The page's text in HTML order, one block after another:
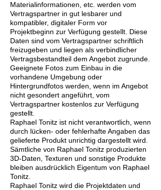
Materialinformationen, etc. werden vom
Vertragspartner in gut lesbarer und
kompatibler, digitaler Form vor
Projektbeginn zur Verfügung gestellt. Diese
Daten sind vom Vertragspartner schriftlich
freizugeben und liegen als verbindlicher
Vertragsbestandteil dem Angebot zugrunde.
Geeignete Fotos zum Einbau in die
vorhandene Umgebung oder
Hintergrundfotos werden, wenn im Angebot
nicht gesondert angeführt, vom
Vertragspartner kostenlos zur Verfügung
gestellt.
Raphael Tonitz ist nicht verantwortlich, wenn
durch lücken- oder fehlerhafte Angaben das
gelieferte Produkt unrichtig dargestellt wird.
Sämtliche von Raphael Tonitz produzierten
3D-Daten, Texturen und sonstige Produkte
bleiben ausdrücklich Eigentum von Raphael
Tonitz.
Raphael Tonitz wird die Projektdaten und